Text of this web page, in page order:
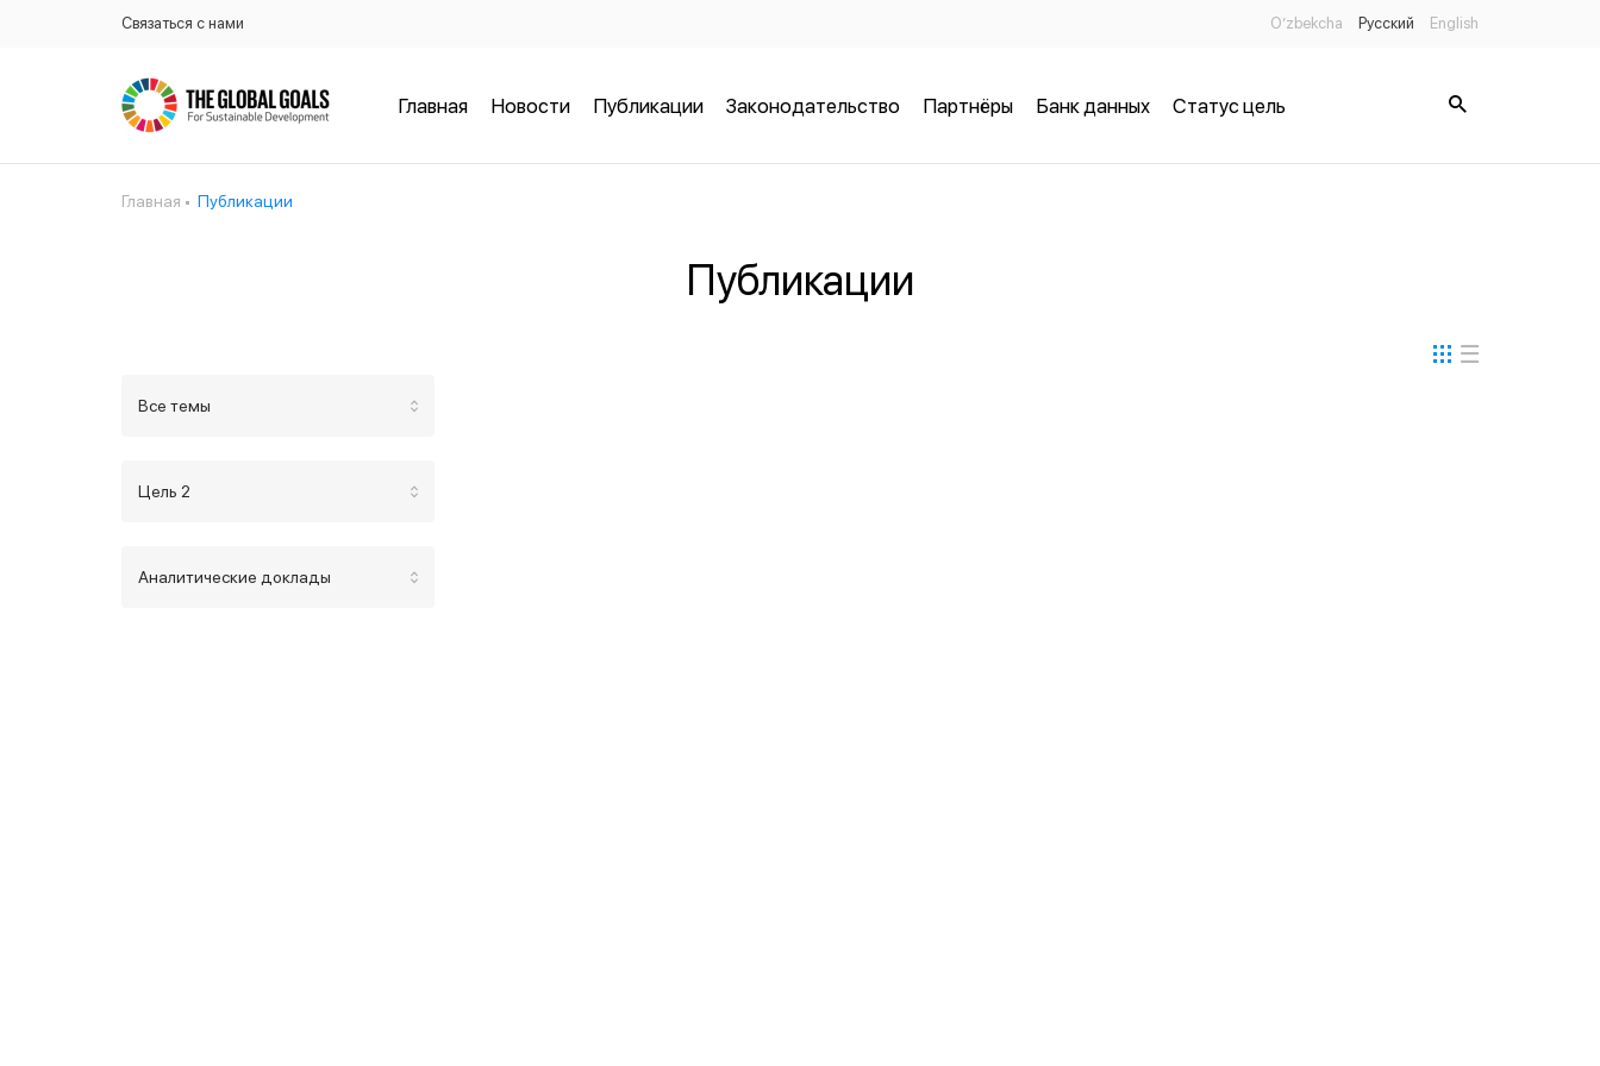
Связаться с нами O’zbekcha Русский English
Главная Новости Публикации Законодательство Партнёры Банк данных Статус цель
Главная Публикации
Публикации
Все темы
Цель 2
Аналитические доклады